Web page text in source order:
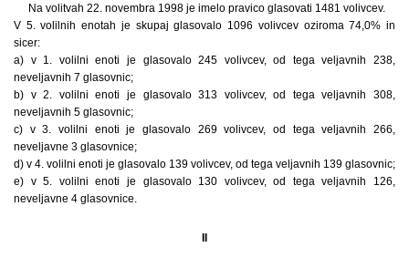
Na volitvah 22. novembra 1998 je imelo pravico glasovati 1481 volivcev.
V 5. volilnih enotah je skupaj glasovalo 1096 volivcev oziroma 74,0% in
sicer:
a) v 1. volilni enoti je glasovalo 245 volivcev, od tega veljavnih 238,
neveljavnih 7 glasovnic;
b) v 2. volilni enoti je glasovalo 313 volivcev, od tega veljavnih 308,
neveljavnih 5 glasovnic;
c) v 3. volilni enoti je glasovalo 269 volivcev, od tega veljavnih 266,
neveljavne 3 glasovnice;
d) v 4. volilni enoti je glasovalo 139 volivcev, od tega veljavnih 139 glasovnic;
e) v 5. volilni enoti je glasovalo 130 volivcev, od tega veljavnih 126,
neveljavne 4 glasovnice.
II